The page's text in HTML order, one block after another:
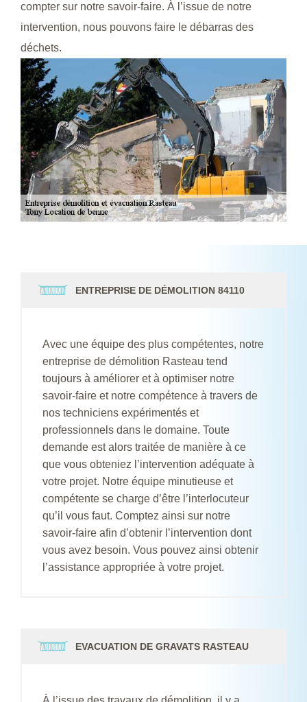
compter sur notre savoir-faire. À l’issue de notre
intervention, nous pouvons faire le débarras des
déchets.
ENTREPRISE DE DÉMOLITION 84110
Avec une équipe des plus compétentes, notre
entreprise de démolition Rasteau tend
toujours à améliorer et à optimiser notre
savoir-faire et notre compétence à travers de
nos techniciens expérimentés et
professionnels dans le domaine. Toute
demande est alors traitée de manière à ce
que vous obteniez l’intervention adéquate à
votre projet. Notre équipe minutieuse et
compétente se charge d’être l’interlocuteur
qu’il vous faut. Comptez ainsi sur notre
savoir-faire afin d’obtenir l’intervention dont
vous avez besoin. Vous pouvez ainsi obtenir
l’assistance appropriée à votre projet.
EVACUATION DE GRAVATS RASTEAU